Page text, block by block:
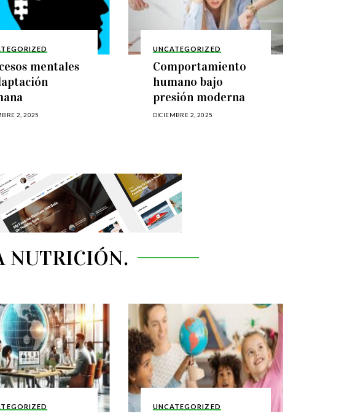
mentales
2, 2025
UNCATEGORIZED
Comportamiento
humano bajo
presión moderna
DICIEMBRE 2, 2025
NUTRICIÓN.
UNCATEGORIZED